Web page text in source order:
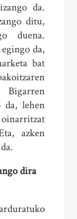
da.
ditu,
duena.
da,
bat
da, lehen
azken
dira